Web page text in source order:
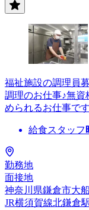
福祉施設の調理員
調理のお仕事♪無
められるお仕事で
給食スタッフ
勤務地
面接地
神奈川県鎌倉市大船
JR横須賀線北鎌倉